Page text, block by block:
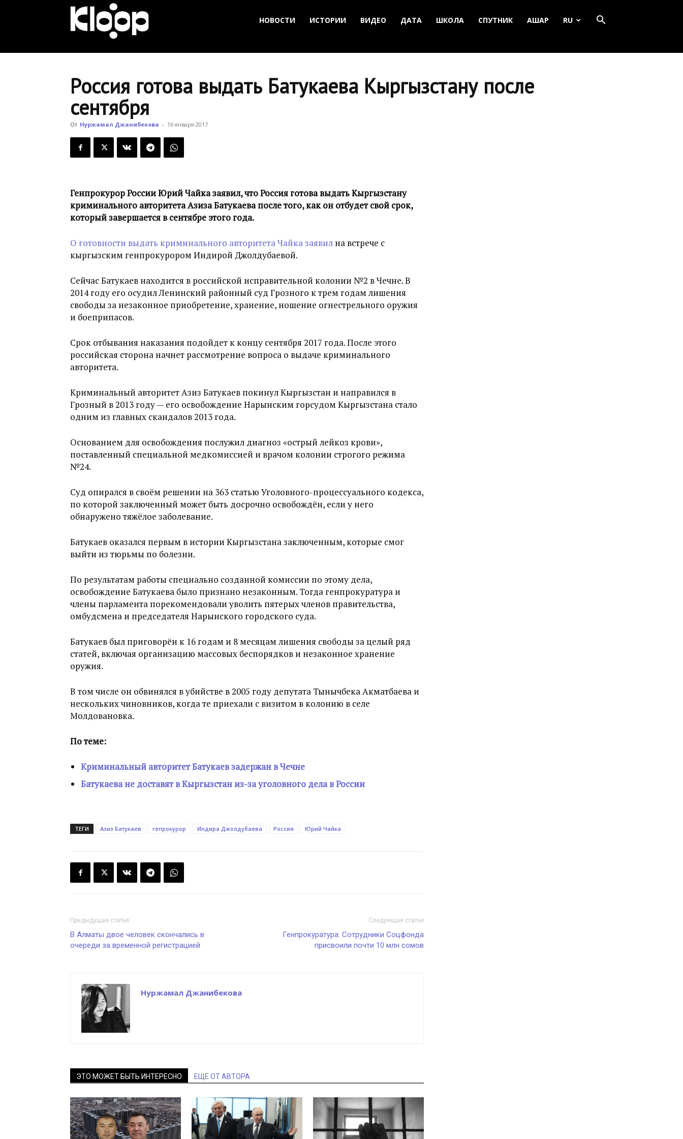
Кыргызстана
НОВОСТИ ИСТОРИИ ВИДЕО ДАТА ШКОЛА СПУТНИК АШАР RU
Россия готова выдать Батукаева Кыргызстану после
сентября
От Нуржамал Джанибекова - 16 января 2017
Генпрокурор России Юрий Чайка заявил, что Россия готова выдать Кыргызстану
криминального авторитета Азиза Батукаева после того, как он отбудет свой срок,
который завершается в сентябре этого года.
О готовности выдать криминального авторитета Чайка заявил на встрече с
кыргызским генпрокурором Индирой Джолдубаевой.
Сейчас Батукаев находится в российской исправительной колонии №2 в Чечне. В
2014 году его осудил Ленинский районный суд Грозного к трем годам лишения
свободы за незаконное приобретение, хранение, ношение огнестрельного оружия
и боеприпасов.
Срок отбывания наказания подойдет к концу сентября 2017 года. После этого
российская сторона начнет рассмотрение вопроса о выдаче криминального
авторитета.
Криминальный авторитет Азиз Батукаев покинул Кыргызстан и направился в
Грозный в 2013 году — его освобождение Нарынским горсудом Кыргызстана стало
одним из главных скандалов 2013 года.
Основанием для освобождения послужил диагноз «острый лейкоз крови»,
поставленный специальной медкомиссией и врачом колонии строгого режима
№24.
Суд опирался в своём решении на 363 статью Уголовного-процессуального кодекса,
по которой заключенный может быть досрочно освобождён, если у него
обнаружено тяжёлое заболевание.
Батукаев оказался первым в истории Кыргызстана заключенным, которые смог
выйти из тюрьмы по болезни.
По результатам работы специально созданной комиссии по этому дела,
освобождение Батукаева было признано незаконным. Тогда генпрокуратура и
члены парламента порекомендовали уволить пятерых членов правительства,
омбудсмена и председателя Нарынского городского суда.
Батукаев был приговорён к 16 годам и 8 месяцам лишения свободы за целый ряд
статей, включая организацию массовых беспорядков и незаконное хранение
оружия.
В том числе он обвинялся в убийстве в 2005 году депутата Тынычбека Акматбаева и
нескольких чиновников, когда те приехали с визитом в колонию в селе
Молдовановка.
По теме:
Криминальный авторитет Батукаев задержан в Чечне
Батукаева не доставят в Кыргызстан из-за уголовного дела в России
ТЕГИ Азиз Батукаев гепрокурор Индира Джолдубаева Россия Юрий Чайка
Предыдущая статья
В Алматы двое человек скончались в
очереди за временной регистрацией
Следующая статья
Генпрокуратура: Сотрудники Соцфонда
присвоили почти 10 млн сомов
Нуржамал Джанибекова
ЭТО МОЖЕТ БЫТЬ ИНТЕРЕСНО ЕЩЕ ОТ АВТОРА